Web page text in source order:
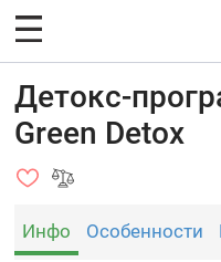
Детокс-
Green Detox
Инфо Особенности